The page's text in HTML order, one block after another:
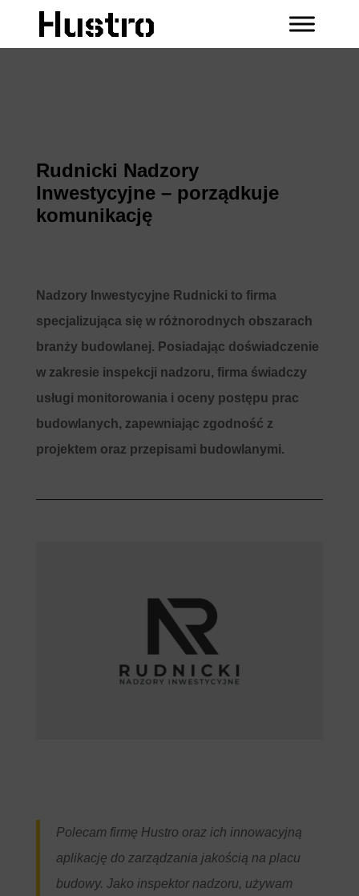
Rudnicki Nadzory
Inwestycyjne – porządkuje
komunikację
Nadzory Inwestycyjne Rudnicki to firma
specjalizująca się w różnorodnych obszarach
branży budowlanej. Posiadając doświadczenie
w zakresie inspekcji nadzoru, firma świadczy
usługi monitorowania i oceny postępu prac
budowlanych, zapewniając zgodność z
projektem oraz przepisami budowlanymi.
Polecam firmę Hustro oraz ich innowacyjną
aplikację do zarządzania jakością na placu
budowy. Jako inspektor nadzoru, używam